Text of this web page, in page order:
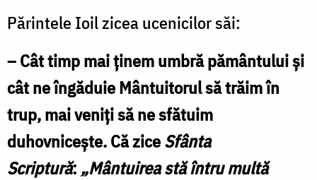
Părintele Ioil zicea ucenicilor săi:
– Cât timp mai ţinem umbră pământului şi
cât ne îngăduie Mântuitorul să trăim în
trup, mai veniţi să ne sfătuim
duhovniceşte. Că ziceSfânta
Scriptură: „Mântuirea stă întru multă